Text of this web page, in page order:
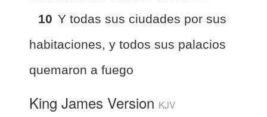
10 Y todas sus ciudades por sus
habitaciones, y todos sus palacios
quemaron a fuego
King James Version KJV